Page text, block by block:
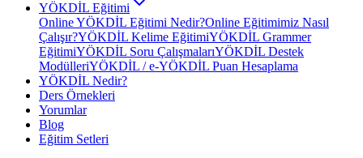
YÖKDİL Eğitimi
Online YÖKDİL Eğitimi Nedir?Online Eğitimimiz Nasıl
Çalışır?YÖKDİL Kelime EğitimiYÖKDİL Grammer
EğitimiYÖKDİL Soru ÇalışmalarıYÖKDİL Destek
ModülleriYÖKDİL / e-YÖKDİL Puan Hesaplama
YÖKDİL Nedir?
Ders Örnekleri
Yorumlar
Blog
Eğitim Setleri